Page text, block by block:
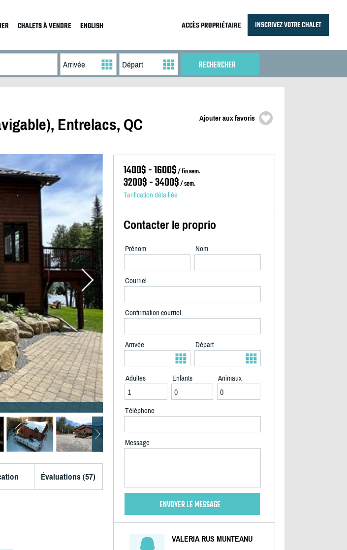
CHALETS À VENDRE ENGLISH ACCÈS PROPRIÉTAIRE INSCRIVEZ VOTRE CHALET
Entrelacs, QC Ajouter aux favoris
Évaluations (57)
1400$ - 1600$/ fin sem.
3200$ - 3400$/ sem.
Tarification détaillée
Contacter le proprio
Prénom Nom
Courriel
Confirmation courriel
Arrivée Départ
Adultes Enfants Animaux
Téléphone
Message
VALERIA RUS MUNTEANU